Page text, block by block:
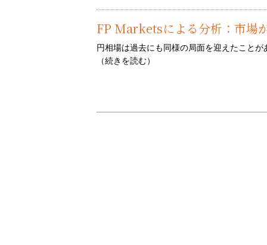
FP Marketsによる分析：市場
円相場は過去にも同様の局面を迎えたこと
（続きを読む）